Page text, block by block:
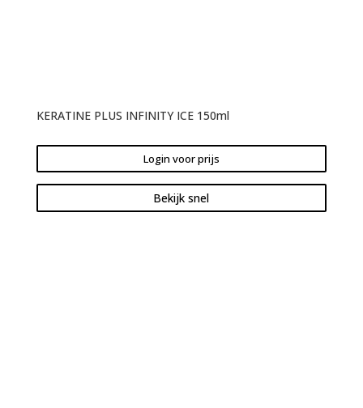
KERATINE PLUS INFINITY ICE 150ml
Login voor prijs
Bekijk snel